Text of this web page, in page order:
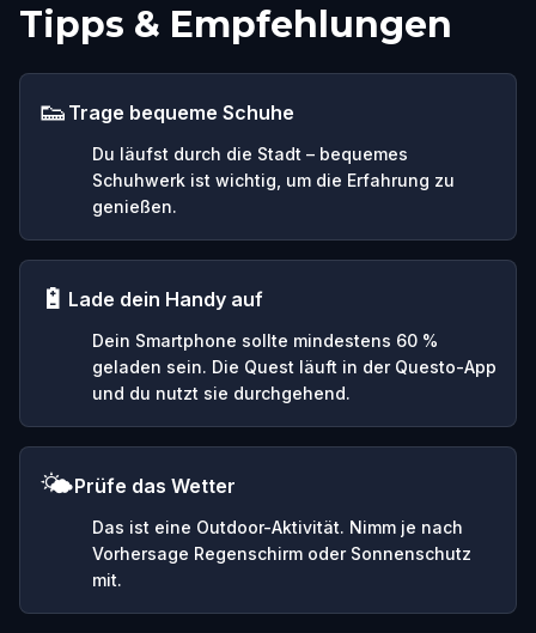
Tipps & Empfehlungen
👟 Trage bequeme Schuhe
Du läufst durch die Stadt – bequemes
Schuhwerk ist wichtig, um die Erfahrung zu
genießen.
🔋 Lade dein Handy auf
Dein Smartphone sollte mindestens 60 %
geladen sein. Die Quest läuft in der Questo-App
und du nutzt sie durchgehend.
🌤️Prüfe das Wetter
Das ist eine Outdoor-Aktivität. Nimm je nach
Vorhersage Regenschirm oder Sonnenschutz
mit.